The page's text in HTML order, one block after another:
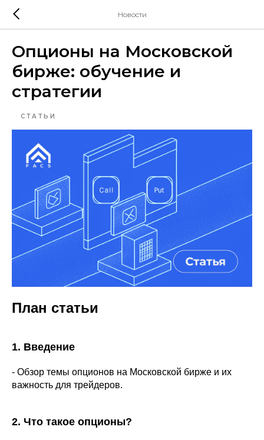
Новости
Опционы на Московской
бирже: обучение и
стратегии
СТАТЬИ
План статьи
1. Введение
- Обзор темы опционов на Московской бирже и их
важность для трейдеров.
2. Что такое опционы?